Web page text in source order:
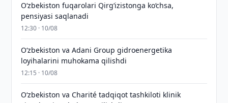
O‘zbekiston fuqarolari Qirg‘izistonga ko‘chsa,
pensiyasi saqlanadi
12:30 · 10/08
Oʻzbekiston va Adani Group gidroenergetika
loyihalarini muhokama qilishdi
12:15 · 10/08
Oʻzbekiston va Charité tadqiqot tashkiloti klinik